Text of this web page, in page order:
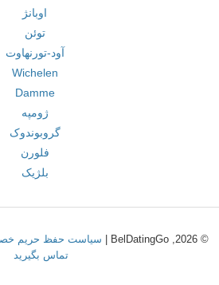
اوبانژ
توئن
آود-تورنهاوت
Wichelen
Damme
ژومپه
گروبوندوک
فلورن
بلژیک
© 2026, BelDatingGo | سیاست حفظ حریم
تماس بگیرید